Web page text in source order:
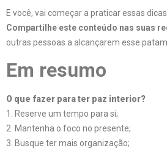
E você, vai começar a praticar essas
Compartilhe este conteúdo nas suas
outras pessoas a alcançarem esse
Em resumo
O que fazer para ter paz interior?
1. Reserve um tempo para si;
2. Mantenha o foco no presente;
3. Busque ter mais organização;